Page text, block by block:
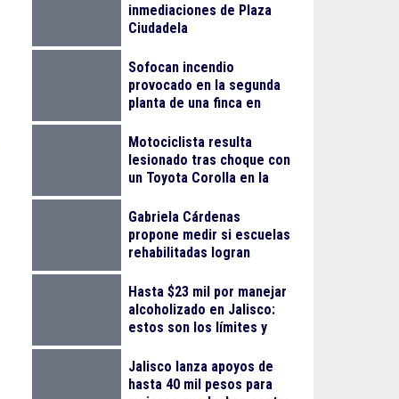
inmediaciones de Plaza
Ciudadela
Sofocan incendio
provocado en la segunda
planta de una finca en
Motociclista resulta
lesionado tras choque con
un Toyota Corolla en la
Gabriela Cárdenas
propone medir si escuelas
rehabilitadas logran
escolar
Hasta $23 mil por manejar
alcoholizado en Jalisco:
estos son los límites y
Jalisco lanza apoyos de
hasta 40 mil pesos para